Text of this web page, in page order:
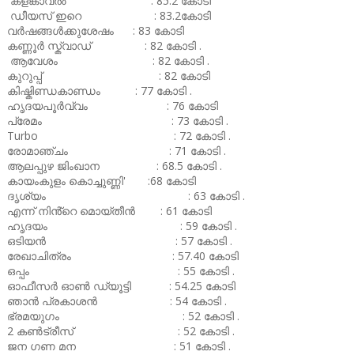
ഡീയസ് ഇറെ : 83.2കോടി
വർഷങ്ങൾക്കുശേഷം : 83 കോടി
കണ്ണൂർ സ്ക്വാഡ് : 82 കോടി .
ആവേശം : 82 കോടി .
കുറുപ്പ് : 82 കോടി
കിഷ്കിണ്ഡകാണ്ഡം : 77 കോടി .
ഹൃദയപൂർവ്വം : 76 കോടി
പ്രേമം : 73 കോടി .
Turbo : 72 കോടി .
രോമാഞ്ചം : 71 കോടി .
ആലപ്പുഴ ജിംഖാന : 68.5 കോടി .
കായംകുളം കൊച്ചുണ്ണി' :68 കോടി
ദൃശ്യം : 63 കോടി .
എന്ന് നിൻ്റെ മൊയ്തീൻ : 61 കോടി
ഹൃദയം : 59 കോടി .
ഒടിയൻ : 57 കോടി .
രേഖാചിത്രം : 57.40 കോടി
ഒപ്പം : 55 കോടി .
ഓഫീസർ ഓൺ ഡ്യൂട്ടി : 54.25 കോടി
ഞാൻ പ്രകാശൻ : 54 കോടി .
ഭ്രമയുഗം : 52 കോടി .
2 കൺട്രീസ് : 52 കോടി .
ജന ഗണ മന : 51 കോടി .